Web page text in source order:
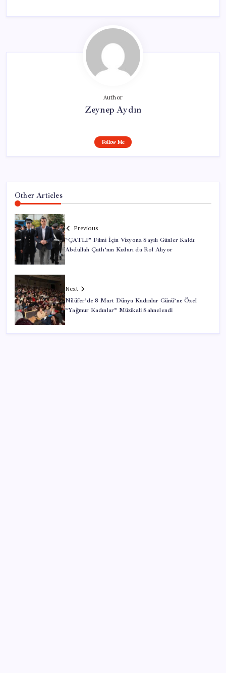
Author
Zeynep Aydın
Follow Me
Other Articles
Previous
“ÇATLI” Filmi İçin Vizyona Sayılı Günler Kaldı:
Abdullah Çatlı’nın Kızları da Rol Alıyor
Next
Nilüfer’de 8 Mart Dünya Kadınlar Günü’ne Özel
“Yağmur Kadınlar” Müzikali Sahnelendi